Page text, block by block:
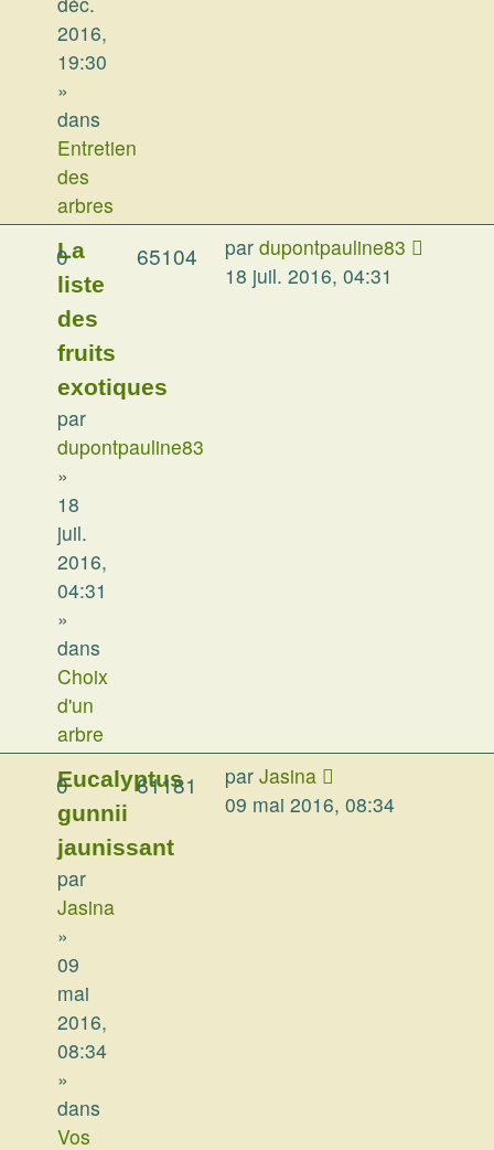
2016,
19:30
»
dans
Entretien
des
arbres
La
liste
des
fruits
exotiques
par
dupontpauline83
»
18
juil.
2016,
04:31
»
dans
Choix
d'un
arbre
0 65104 par dupontpauline83
18 juil. 2016, 04:31
Eucalyptus
gunnii
jaunissant
par
Jasina
»
09
mai
2016,
08:34
»
dans
Vos
0 61181 par Jasina
09 mai 2016, 08:34